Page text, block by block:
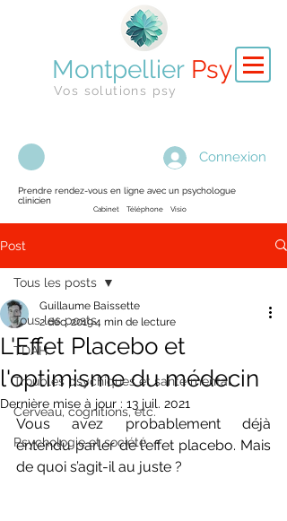
Montpellier Psy
Vos solutions psy
Connexion
Prendre rendez-vous en ligne avec un psychologue
clinicien
Cabinet Téléphone Visio
Post
Tous les posts
TDAH
Troubles psychiques et santé mental
Cerveau, cognitions, etc.
Psychologie et société
Tous les posts
L'Effet Placebo et
l'optimisme du médecin
Guillaume Baissette
2 déc. 20194 min de lecture
Dernière mise à jour : 13 juil. 2021
Vous avez probablement déjà
entendu parler de l'effet placebo. Mais
de quoi s’agit-il au juste ?